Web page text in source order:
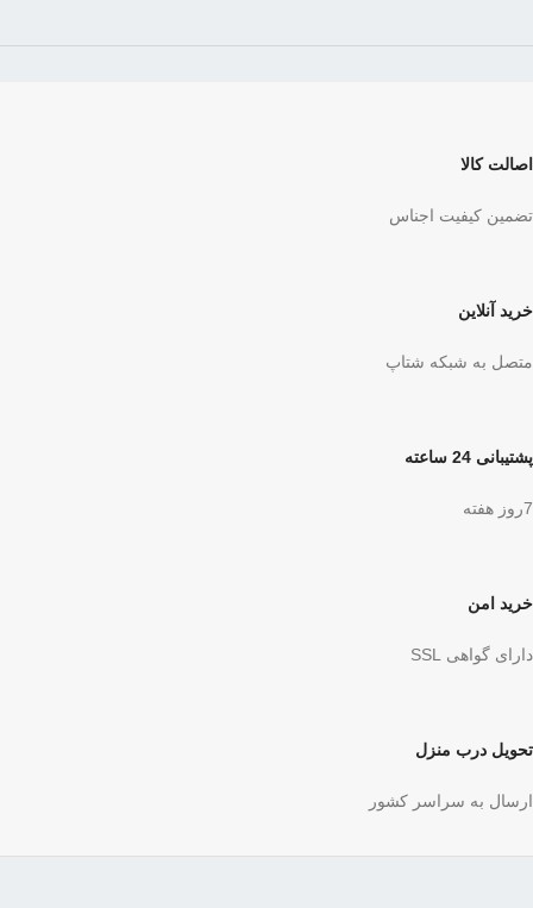
اصالت کالا
تضمین کیفیت اجناس
خرید آنلاین
متصل به شبکه شتاپ
پشتیبانی 24 ساعته
7روز هفته
خرید امن
دارای گواهی SSL
تحویل درب منزل
ارسال به سراسر کشور